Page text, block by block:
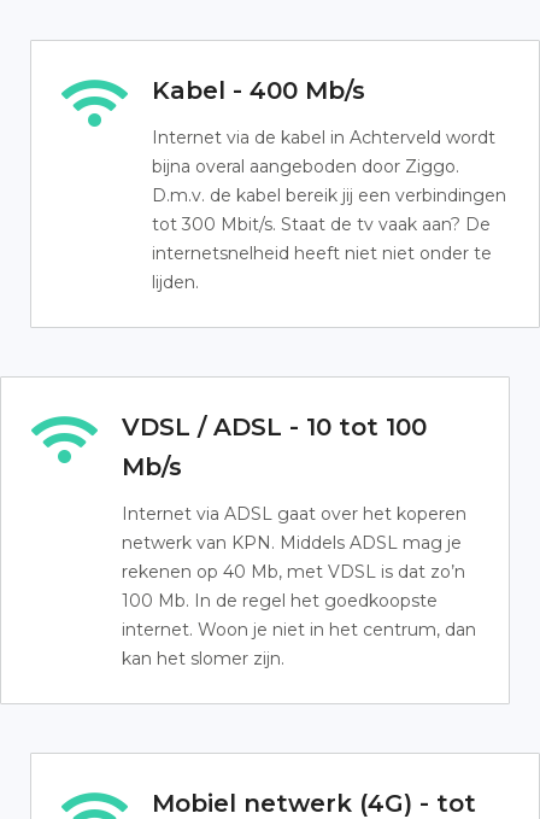
Kabel - 400 Mb/s
Internet via de kabel in Achterveld wordt
bijna overal aangeboden door Ziggo.
D.m.v. de kabel bereik jij een verbindingen
tot 300 Mbit/s. Staat de tv vaak aan? De
internetsnelheid heeft niet niet onder te
lijden.
VDSL / ADSL - 10 tot 100
Mb/s
Internet via ADSL gaat over het koperen
netwerk van KPN. Middels ADSL mag je
rekenen op 40 Mb, met VDSL is dat zo’n
100 Mb. In de regel het goedkoopste
internet. Woon je niet in het centrum, dan
kan het slomer zijn.
Mobiel netwerk (4G) - tot